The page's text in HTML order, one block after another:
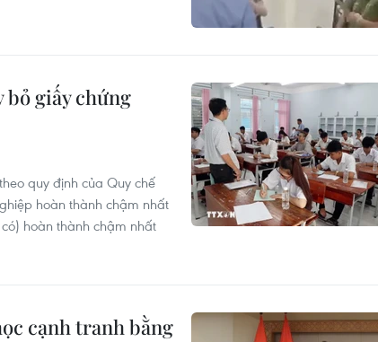
bỏ giấy chứng
quy định của Quy chế
hoàn thành chậm nhất
hoàn thành chậm nhất
cạnh tranh bằng